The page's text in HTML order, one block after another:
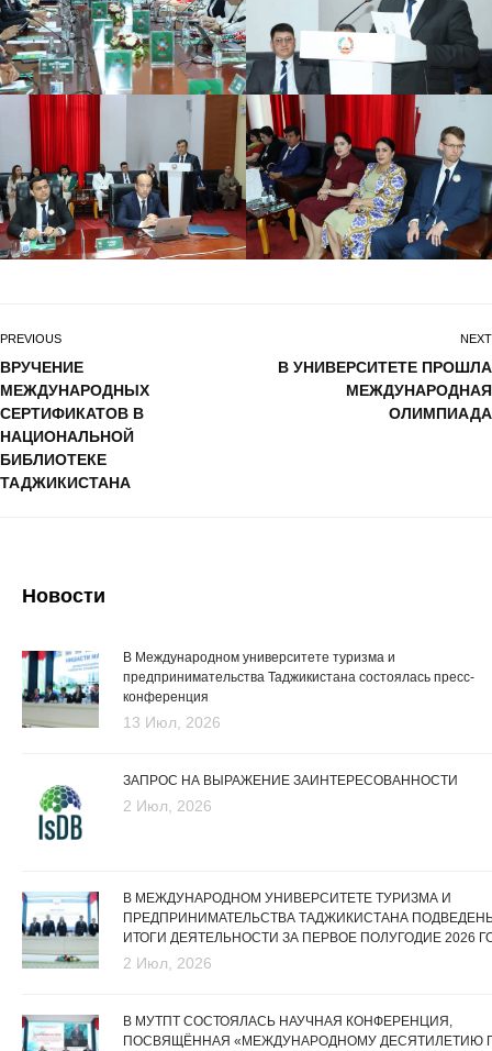
PREVIOUS
ВРУЧЕНИЕ
МЕЖДУНАРОДНЫХ
СЕРТИФИКАТОВ В
НАЦИОНАЛЬНОЙ
БИБЛИОТЕКЕ
ТАДЖИКИСТАНА
NEXT
В УНИВЕРСИТЕТЕ ПРОШЛА
МЕЖДУНАРОДНАЯ
ОЛИМПИАДА
Новости
В Международном университете туризма и
предпринимательства Таджикистана состоялась пресс-
конференция
13 Июл, 2026
ЗАПРОС НА ВЫРАЖЕНИЕ ЗАИНТЕРЕСОВАННОСТИ
2 Июл, 2026
В МЕЖДУНАРОДНОМ УНИВЕРСИТЕТЕ ТУРИЗМА И
ПРЕДПРИНИМАТЕЛЬСТВА ТАДЖИКИСТАНА
ИТОГИ ДЕЯТЕЛЬНОСТИ ЗА ПЕРВОЕ ПОЛУГОДИЕ 2026
2 Июл, 2026
В МУТПТ СОСТОЯЛАСЬ НАУЧНАЯ КОНФЕРЕНЦИЯ,
ПОСВЯЩЁННАЯ «МЕЖДУНАРОДНОМУ ДЕСЯТИЛЕТИЮ